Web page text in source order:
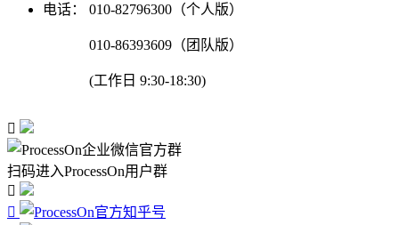
电话：
010-82796300（个人版）
010-86393609（团队版）
(工作日 9:30-18:30)

扫码进入ProcessOn用户群

